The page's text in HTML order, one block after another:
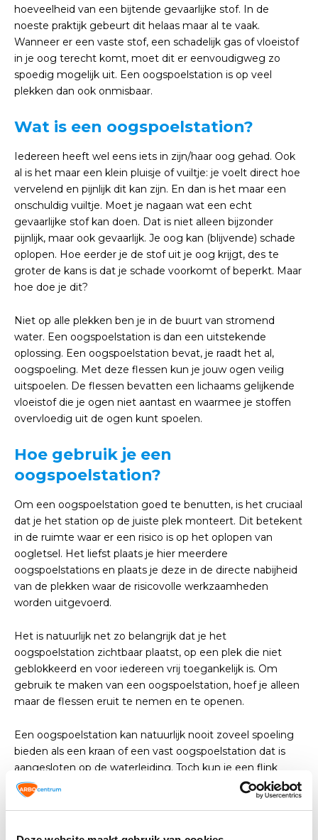
hoeveelheid van een bijtende gevaarlijke stof. In de
noeste praktijk gebeurt dit helaas maar al te vaak.
Wanneer er een vaste stof, een schadelijk gas of vloeistof
in je oog terecht komt, moet dit er eenvoudigweg zo
spoedig mogelijk uit. Een oogspoelstation is op veel
plekken dan ook onmisbaar.
Wat is een oogspoelstation?
Iedereen heeft wel eens iets in zijn/haar oog gehad. Ook
al is het maar een klein pluisje of vuiltje: je voelt direct hoe
vervelend en pijnlijk dit kan zijn. En dan is het maar een
onschuldig vuiltje. Moet je nagaan wat een echt
gevaarlijke stof kan doen. Dat is niet alleen bijzonder
pijnlijk, maar ook gevaarlijk. Je oog kan (blijvende) schade
oplopen. Hoe eerder je de stof uit je oog krijgt, des te
groter de kans is dat je schade voorkomt of beperkt. Maar
hoe doe je dit?
Niet op alle plekken ben je in de buurt van stromend
water. Een oogspoelstation is dan een uitstekende
oplossing. Een oogspoelstation bevat, je raadt het al,
oogspoeling. Met deze flessen kun je jouw ogen veilig
uitspoelen. De flessen bevatten een lichaams gelijkende
vloeistof die je ogen niet aantast en waarmee je stoffen
overvloedig uit de ogen kunt spoelen.
Hoe gebruik je een
oogspoelstation?
Om een oogspoelstation goed te benutten, is het cruciaal
dat je het station op de juiste plek monteert. Dit betekent
in de ruimte waar er een risico is op het oplopen van
oogletsel. Het liefst plaats je hier meerdere
oogspoelstations en plaats je deze in de directe nabijheid
van de plekken waar de risicovolle werkzaamheden
worden uitgevoerd.
Het is natuurlijk net zo belangrijk dat je het
oogspoelstation zichtbaar plaatst, op een plek die niet
geblokkeerd en voor iedereen vrij toegankelijk is. Om
gebruik te maken van een oogspoelstation, hoef je alleen
maar de flessen eruit te nemen en te openen.
Een oogspoelstation kan natuurlijk nooit zoveel spoeling
bieden als een kraan of een vast oogspoelstation dat is
aangesloten op de waterleiding. Toch kun je een flink
lange tijd je ogen spoelen met deze flessen. Doe dit dan
ook altijd. Je moet er zeker van zijn dat de stof helemaal
zeggen: knijp de fles helemaal leeg. Ook al heb je niet het